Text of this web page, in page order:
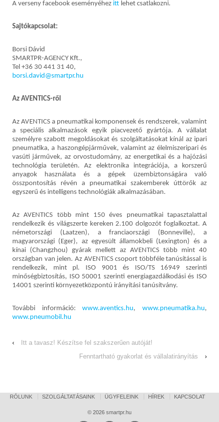
A verseny facebook eseményéhez itt lehet csatlakozni.
Sajtókapcsolat:
Borsi Dávid
SMARTPR-AGENCY Kft.,
Tel +36 30 441 31 40,
borsi.david@smartpr.hu
Az AVENTICS-ről
Az AVENTICS a pneumatikai komponensek és rendszerek, valamint
a speciális alkalmazások egyik piacvezető gyártója. A vállalat
személyre szabott megoldásokat és szolgáltatásokat kínál az ipari
pneumatika, a haszongépjárművek, valamint az élelmiszeripari és
vasúti járművek, az orvostudomány, az energetikai és a hajózási
technológia területén. Az elektronika integrációja, a korszerű
anyagok használata és a gépek üzembiztonságára való
összpontosítás révén a pneumatikai szakemberek úttörők az
egyszerű és intelligens technológiák alkalmazásában.
Az AVENTICS több mint 150 éves pneumatikai tapasztalattal
rendelkezik és világszerte kereken 2.100 dolgozót foglalkoztat. A
németországi (Laatzen), a franciaországi (Bonneville), a
magyarországi (Eger), az egyesült államokbeli (Lexington) és a
kínai (Changzhou) gyárak mellett az AVENTICS több mint 40
országban van jelen. Az AVENTICS csoport többféle tanúsítással is
rendelkezik, mint pl. ISO 9001 és ISO/TS 16949 szerinti
minőségbiztosítás, ISO 50001 szerinti energiagazdálkodási és ISO
14001 szerinti környezetközpontú irányítási tanúsítvány.
További információ:www.aventics.hu,www.pneumatika.hu,
www.pneumobil.hu
‹
Itt a tavasz! Készítse fel szakszerűen autóját!
Fenntartható gyakorlat és vállalatirányítás
›
RÓLUNK SZOLGÁLTATÁSAINK ÜGYFELEINK HÍREK KAPCSOLAT
© 2026 smartpr.hu